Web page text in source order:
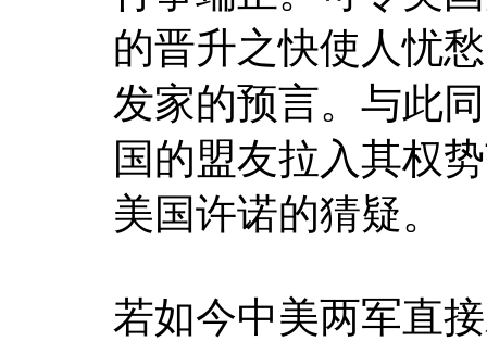
的晋升之快使人忧
发家的预言。与此
国的盟友拉入其权
美国许诺的猜疑。
若如今中美两军直